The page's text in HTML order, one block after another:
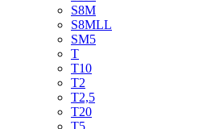
S8M
S8MLL
SM5
T
T10
T2
T2,5
T20
T5